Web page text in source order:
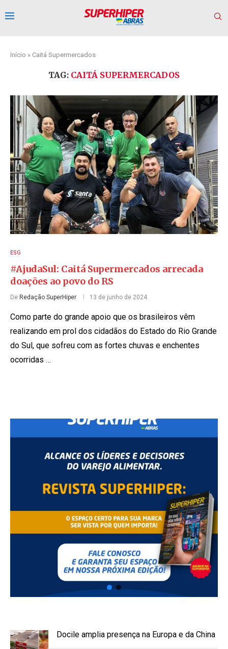
Início » Caitá Supermercados
TAG: CAITÁ SUPERMERCADOS
ESG
#AjudaSul: Caitá Supermercados arrecada
doações ao povo do RS
De Redação SuperHiper 13 de junho de 2024
Como parte do grande apoio que os brasileiros vêm
realizando em prol dos cidadãos do Estado do Rio Grande
do Sul, que sofreu com as fortes chuvas e enchentes
ocorridas …
Docile amplia presença na Europa e da China